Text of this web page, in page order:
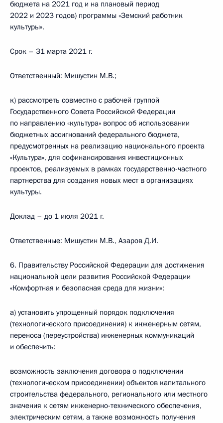
бюджета на 2021 год и на плановый период
2022 и 2023 годов) программы «Земский работник
культуры».
Срок – 31 марта 2021 г.
Ответственный: Мишустин М.В.;
к) рассмотреть совместно с рабочей группой
Государственного Совета Российской Федерации
по направлению «культура» вопрос об использовании
бюджетных ассигнований федерального бюджета,
предусмотренных на реализацию национального проекта
«Культура», для софинансирования инвестиционных
проектов, реализуемых в рамках государственно-частного
партнерства для создания новых мест в организациях
культуры.
Доклад – до 1 июля 2021 г.
Ответственные: Мишустин М.В., Азаров Д.И.
6. Правительству Российской Федерации для достижения
национальной цели развития Российской Федерации
«Комфортная и безопасная среда для жизни»:
а) установить упрощенный порядок подключения
(технологического присоединения) к инженерным сетям,
переноса (переустройства) инженерных коммуникаций
и обеспечить:
возможность заключения договора о подключении
(технологическом присоединении) объектов капитального
строительства федерального, регионального или местного
значения к сетям инженерно-технического обеспечения,
электрическим сетям, а также возможность получения